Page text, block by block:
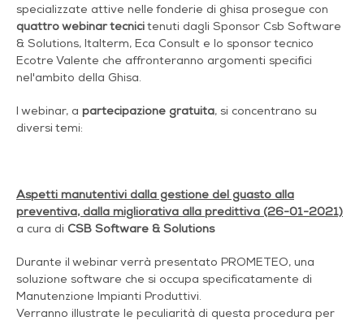
specializzate attive nelle fonderie di ghisa prosegue con
quattro webinar tecnicitenuti dagli Sponsor Csb Software
& Solutions, Italterm, Eca Consult e lo sponsor tecnico
Ecotre Valente che affronteranno argomenti specifici
nel'ambito della Ghisa.
I webinar, a partecipazione gratuita, si concentrano su
diversi temi:
Aspetti manutentivi dalla gestione del guasto alla
preventiva, dalla migliorativa alla predittiva (26-01-2021)
a cura di CSB Software & Solutions
Durante il webinar verrà presentato PROMETEO, una
soluzione software che si occupa specificatamente di
Manutenzione Impianti Produttivi.
Verranno illustrate le peculiarità di questa procedura per